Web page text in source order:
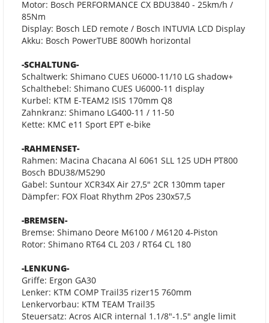
Motor: Bosch PERFORMANCE CX BDU3840 - 25km/h /
85Nm
Display: Bosch LED remote / Bosch INTUVIA LCD Display
Akku: Bosch PowerTUBE 800Wh horizontal
-SCHALTUNG-
Schaltwerk: Shimano CUES U6000-11/10 LG shadow+
Schalthebel: Shimano CUES U6000-11 display
Kurbel: KTM E-TEAM2 ISIS 170mm Q8
Zahnkranz: Shimano LG400-11 / 11-50
Kette: KMC e11 Sport EPT e-bike
-RAHMENSET-
Rahmen: Macina Chacana Al 6061 SLL 125 UDH PT800
Bosch BDU38/M5290
Gabel: Suntour XCR34X Air 27,5" 2CR 130mm taper
Dämpfer: FOX Float Rhythm 2Pos 230x57,5
-BREMSEN-
Bremse: Shimano Deore M6100 / M6120 4-Piston
Rotor: Shimano RT64 CL 203 / RT64 CL 180
-LENKUNG-
Griffe: Ergon GA30
Lenker: KTM COMP Trail35 rizer15 760mm
Lenkervorbau: KTM TEAM Trail35
Steuersatz: Acros AICR internal 1.1/8"-1.5" angle limit